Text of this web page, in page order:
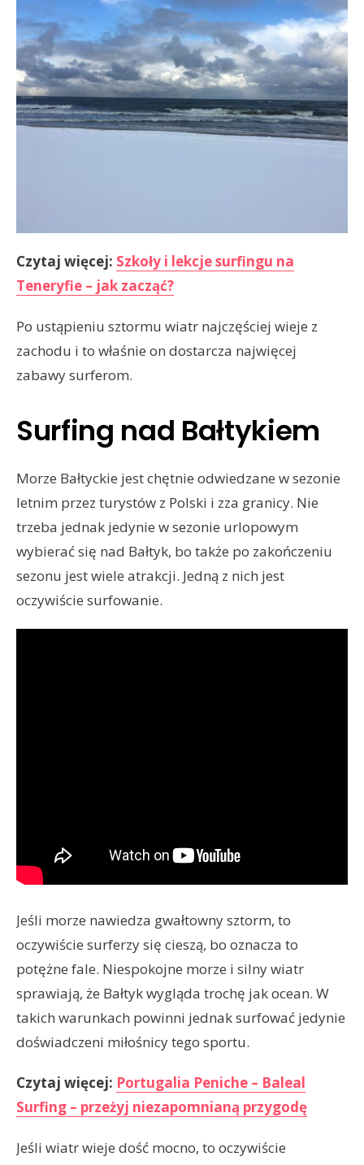
Czytaj więcej: Szkoły i lekcje surfingu na
Teneryfie – jak zacząć?
Po ustąpieniu sztormu wiatr najczęściej wieje z
zachodu i to właśnie on dostarcza najwięcej
zabawy surferom.
Surfing nad Bałtykiem
Morze Bałtyckie jest chętnie odwiedzane w sezonie
letnim przez turystów z Polski i zza granicy. Nie
trzeba jednak jedynie w sezonie urlopowym
wybierać się nad Bałtyk, bo także po zakończeniu
sezonu jest wiele atrakcji. Jedną z nich jest
oczywiście surfowanie.
Jeśli morze nawiedza gwałtowny sztorm, to
oczywiście surferzy się cieszą, bo oznacza to
potężne fale. Niespokojne morze i silny wiatr
sprawiają, że Bałtyk wygląda trochę jak ocean. W
takich warunkach powinni jednak surfować jedynie
doświadczeni miłośnicy tego sportu.
Czytaj więcej: Portugalia Peniche – Baleal
Surfing – przeżyj niezapomnianą przygodę
Jeśli wiatr wieje dość mocno, to oczywiście